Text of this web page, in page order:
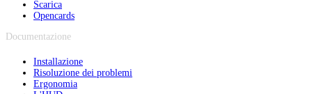
Scarica
Opencards
Documentazione
Installazione
Risoluzione dei problemi
Ergonomia